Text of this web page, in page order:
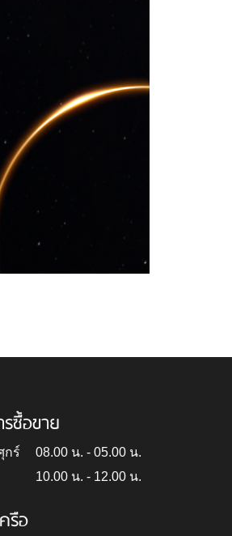
รซื้อขาย
กร์
08.00 น. - 05.00 น.
10.00 น. - 12.00 น.
รือ